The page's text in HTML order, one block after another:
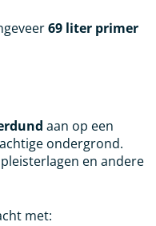
69 liter primer
aan op een
ondergrond.
en andere
met: